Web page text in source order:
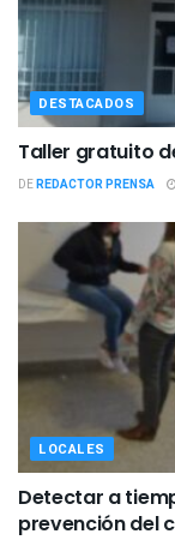
DESTACADOS
Taller gratuito
DEREDACTOR PRENSA
LOCALES
Detectar a
prevención del